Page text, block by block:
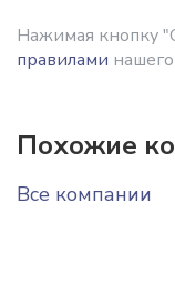
Нажимая кнопку
правилами
Похожие
Все компании